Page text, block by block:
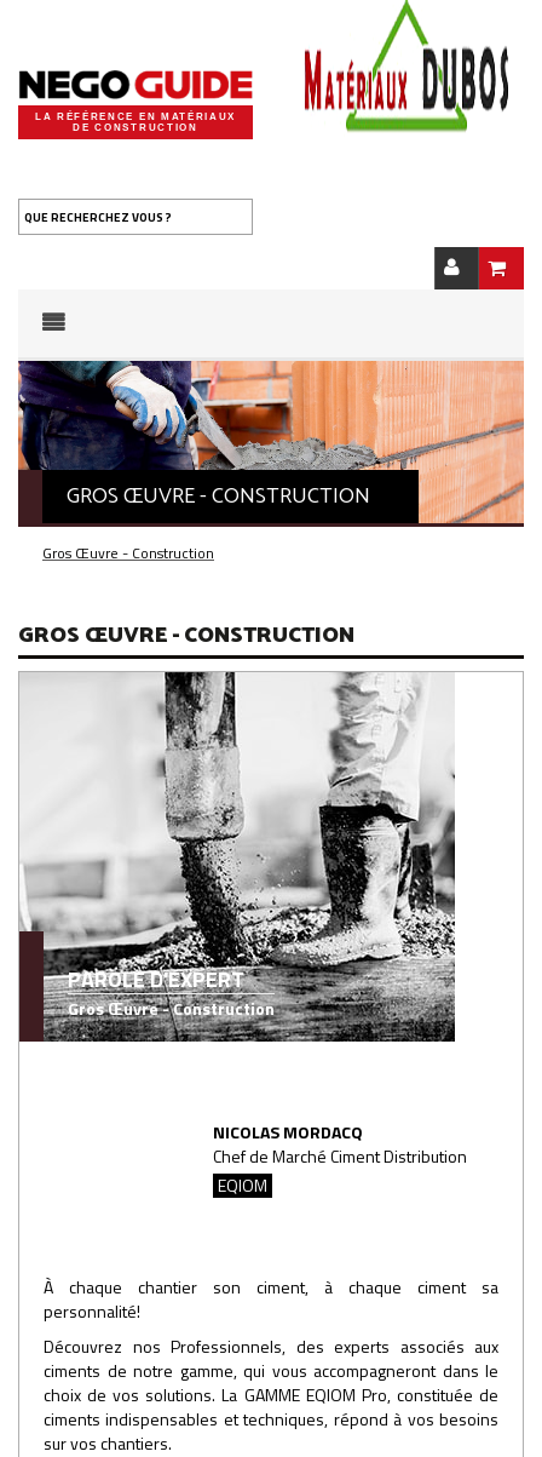
LA RÉFÉRENCE EN MATÉRIAUX
DE CONSTRUCTION
QUE RECHERCHEZ VOUS ?
GROS ŒUVRE - CONSTRUCTION
Gros Œuvre - Construction
GROS ŒUVRE - CONSTRUCTION
PAROLE D'EXPERT
Gros Œuvre - Construction
NICOLAS MORDACQ
Chef de Marché Ciment Distribution
EQIOM
À chaque chantier son ciment, à chaque ciment sa
personnalité!
Découvrez nos Professionnels, des experts associés aux
ciments de notre gamme, qui vous accompagneront dans le
choix de vos solutions. La GAMME EQIOM Pro, constituée de
ciments indispensables et techniques, répond à vos besoins
sur vos chantiers.